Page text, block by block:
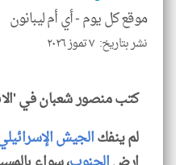
موقع كل يوم -أي أم ليبانون
نشر بتاريخ: ٧ تموز ٢٠٢٦
كتب منصور شعبان في
لم ينفكالجيش